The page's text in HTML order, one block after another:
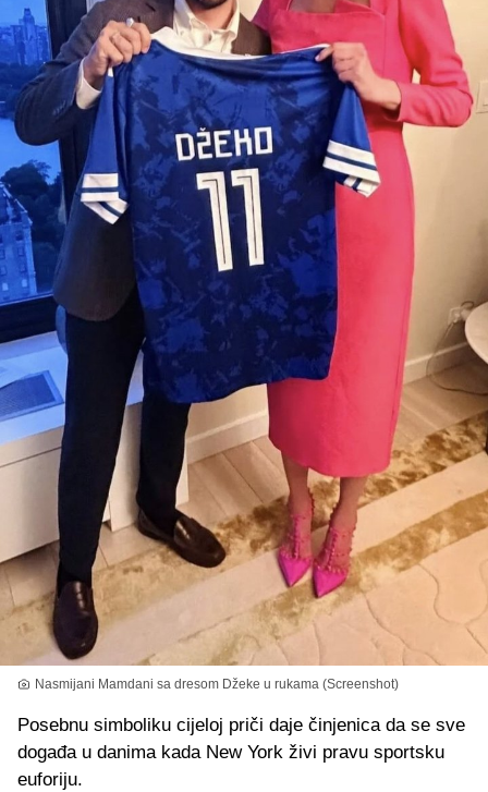
Nasmijani Mamdani sa dresom Džeke u rukama (Screenshot)
Posebnu simboliku cijeloj priči daje činjenica da se sve
događa u danima kada New York živi pravu sportsku
euforiju.